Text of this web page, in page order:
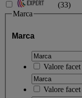
(33)
Marca
Marca
Valore facet
Valore facet